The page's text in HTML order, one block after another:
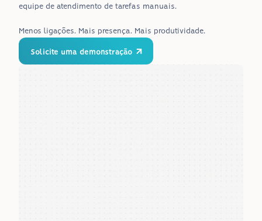
equipe de atendimento de tarefas manuais.
Menos ligações. Mais presença. Mais produtividade.
Solicite uma demonstração